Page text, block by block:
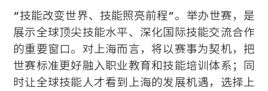
“技能改变世界、技能照亮前程”。举办世赛，是
展示全球顶尖技能水平、深化国际技能交流合作
的重要窗口。对上海而言，将以赛事为契机，把
世赛标准更好融入职业教育和技能培训体系；同
时让全球技能人才看到上海的发展机遇，选择上